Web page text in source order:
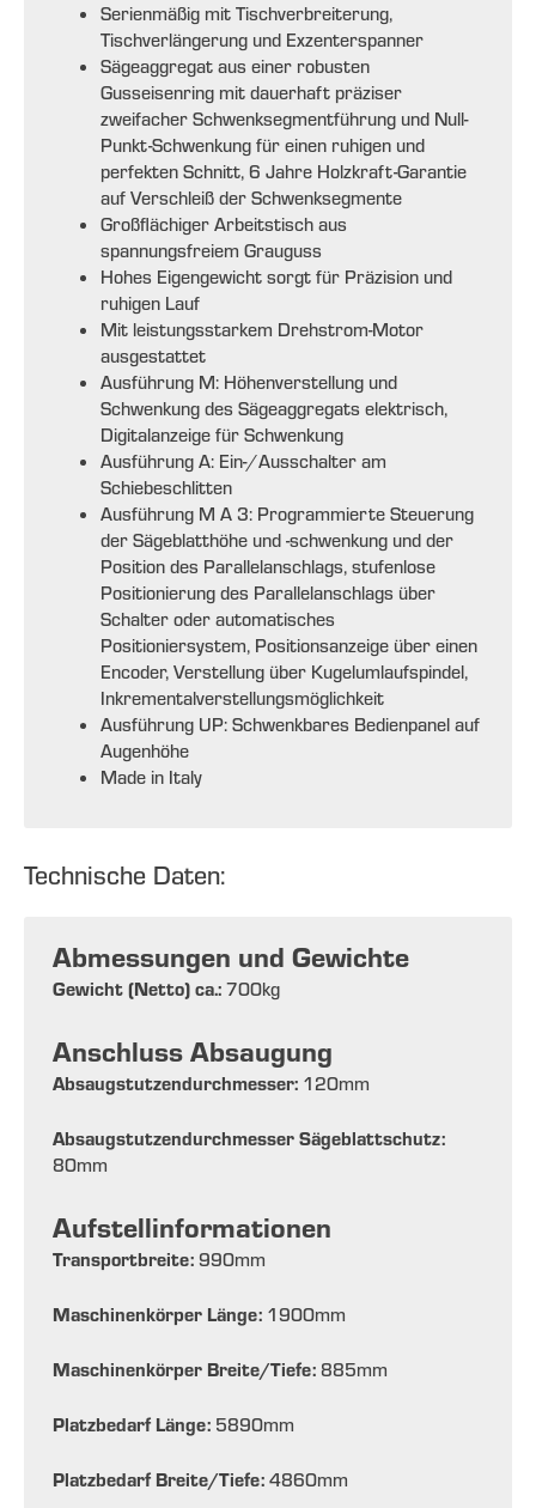
Serienmäßig mit Tischverbreiterung,
Tischverlängerung und Exzenterspanner
Sägeaggregat aus einer robusten
Gusseisenring mit dauerhaft präziser
zweifacher Schwenksegmentführung und Null-
Punkt-Schwenkung für einen ruhigen und
perfekten Schnitt, 6 Jahre Holzkraft-Garantie
auf Verschleiß der Schwenksegmente
Großflächiger Arbeitstisch aus
spannungsfreiem Grauguss
Hohes Eigengewicht sorgt für Präzision und
ruhigen Lauf
Mit leistungsstarkem Drehstrom-Motor
ausgestattet
Ausführung M: Höhenverstellung und
Schwenkung des Sägeaggregats elektrisch,
Digitalanzeige für Schwenkung
Ausführung A: Ein-/Ausschalter am
Schiebeschlitten
Ausführung M A 3: Programmierte Steuerung
der Sägeblatthöhe und -schwenkung und der
Position des Parallelanschlags, stufenlose
Positionierung des Parallelanschlags über
Schalter oder automatisches
Positioniersystem, Positionsanzeige über einen
Encoder, Verstellung über Kugelumlaufspindel,
Inkrementalverstellungsmöglichkeit
Ausführung UP: Schwenkbares Bedienpanel auf
Augenhöhe
Made in Italy
Technische Daten:
Abmessungen und Gewichte
Gewicht (Netto) ca.: 700kg
Anschluss Absaugung
Absaugstutzendurchmesser: 120mm
Absaugstutzendurchmesser Sägeblattschutz:
80mm
Aufstellinformationen
Transportbreite: 990mm
Maschinenkörper Länge: 1900mm
Maschinenkörper Breite/Tiefe: 885mm
Platzbedarf Länge: 5890mm
Platzbedarf Breite/Tiefe: 4860mm